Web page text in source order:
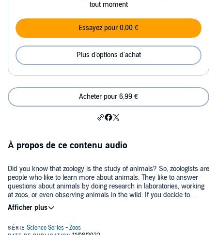
tout moment
Essayez pour 0,00 €
Plus d'options d'achat
Acheter pour 6,99 €
À propos de ce contenu audio
Did you know that zoology is the study of animals? So, zoologists are
people who like to learn more about animals. They like to answer
questions about animals by doing research in laboratories, working
at zoos, or even observing animals in the wild. If you decide to
become a zoologist, you need to decide what kinds of animals
interest you most. Catchy lyrics and a fun melody line will teach
©2017 Twin Sisters IP, LLC. (P)2017 Twin Sisters IP, LLC.